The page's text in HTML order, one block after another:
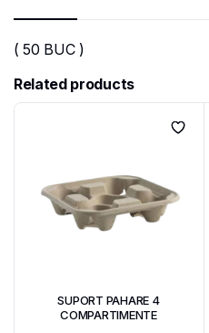
( 50 BUC )
Related products
SUPORT PAHARE 4
COMPARTIMENTE